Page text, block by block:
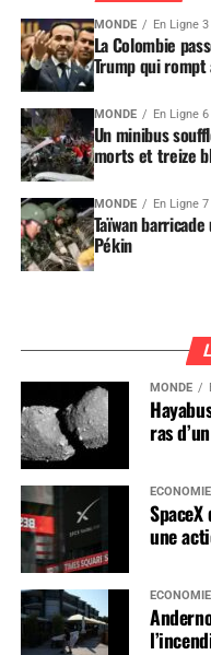
MONDE En Ligne
La Colombie
Trump qui rompt
MONDE En Ligne
Un minibus
morts et treize
MONDE En Ligne
Taïwan
Pékin
MONDE
ras
ÉCONOMIE
une
ÉCONOMIE